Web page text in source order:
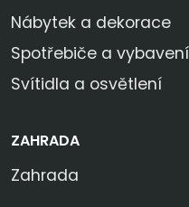
Nábytek a dekorace
Spotřebiče a vybavení
Svítidla a osvětlení
ZAHRADA
Zahrada